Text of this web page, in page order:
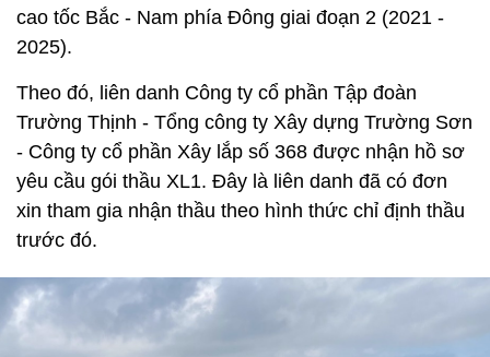
cao tốc Bắc - Nam phía Đông giai đoạn 2 (2021 -
2025).
Theo đó, liên danh Công ty cổ phần Tập đoàn
Trường Thịnh - Tổng công ty Xây dựng Trường Sơn
- Công ty cổ phần Xây lắp số 368 được nhận hồ sơ
yêu cầu gói thầu XL1. Đây là liên danh đã có đơn
xin tham gia nhận thầu theo hình thức chỉ định thầu
trước đó.